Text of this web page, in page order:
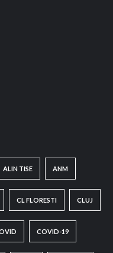
ALIN TISE ANM
CL FLORESTI CLUJ
COVID-19